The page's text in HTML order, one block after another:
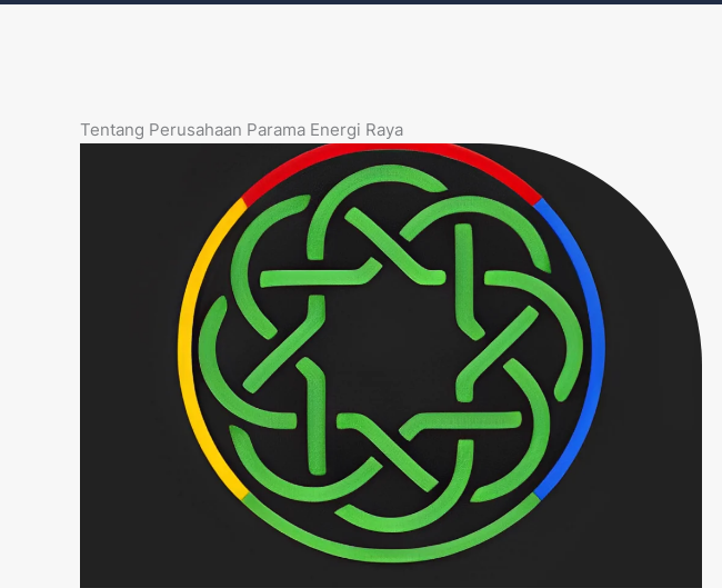
Tentang Perusahaan Parama Energi Raya